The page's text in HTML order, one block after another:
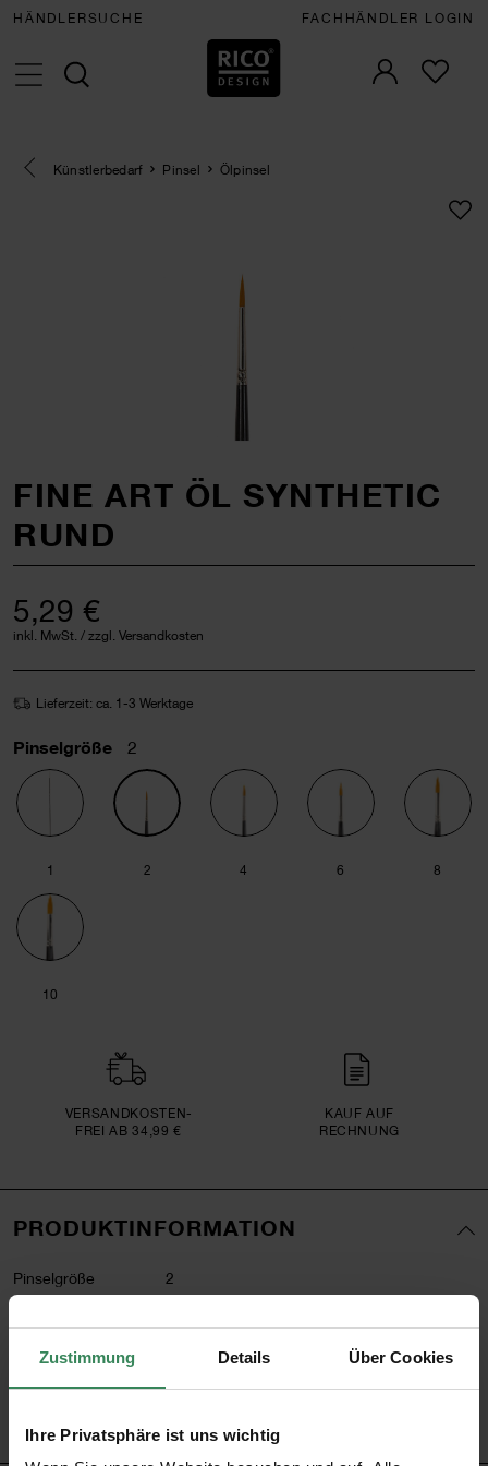
Zustimmung Details Über Cookies
Ihre Privatsphäre ist uns wichtig
HÄNDLERSUCHE FACHHÄNDLER LOGIN
Eine Kategorie zurück navigieren
Künstlerbedarf Pinsel Ölpinsel
FINE ART ÖL SYNTHETIC
RUND
5,29 €
inkl. MwSt. / zzgl. Versandkosten
Lieferzeit: ca. 1-3 Werktage
Pinselgröße 2
1 2 4 6 8
10
VERSAND­KOSTEN­
FREI AB 34,99 €
KAUF AUF
RECHNUNG
PRODUKTINFORMATION
Pinselgröße
2
Artikel-Nr.